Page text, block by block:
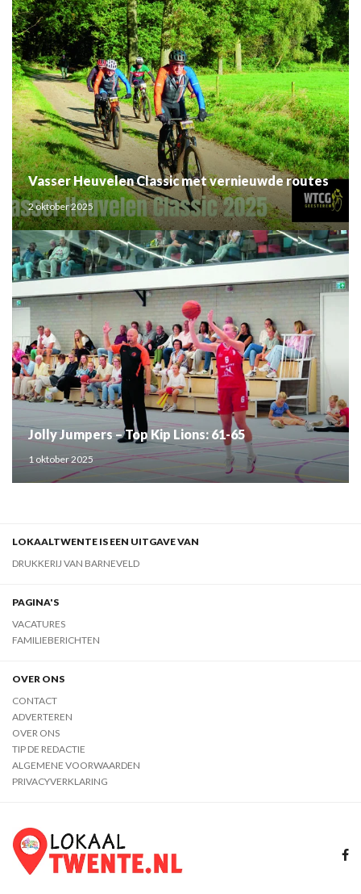
Vasser Heuvelen Classic met vernieuwde routes
2 oktober 2025
Jolly Jumpers – Top Kip Lions: 61-65
1 oktober 2025
LOKAALTWENTE IS EEN UITGAVE VAN
DRUKKERIJ VAN BARNEVELD
PAGINA'S
VACATURES
FAMILIEBERICHTEN
OVER ONS
CONTACT
ADVERTEREN
OVER ONS
TIP DE REDACTIE
ALGEMENE VOORWAARDEN
PRIVACYVERKLARING